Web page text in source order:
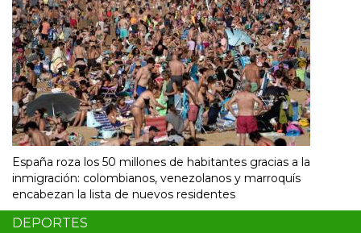
España roza los 50 millones de habitantes gracias a la
inmigración: colombianos, venezolanos y marroquís
encabezan la lista de nuevos residentes
DEPORTES